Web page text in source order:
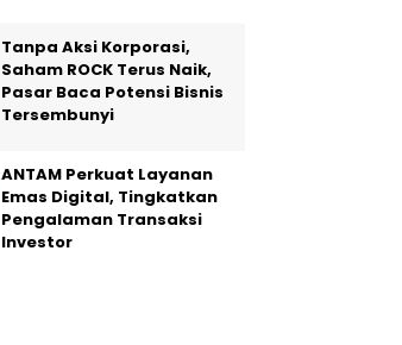
Tanpa Aksi Korporasi,
Saham ROCK Terus Naik,
Pasar Baca Potensi Bisnis
Tersembunyi
ANTAM Perkuat Layanan
Emas Digital, Tingkatkan
Pengalaman Transaksi
Investor